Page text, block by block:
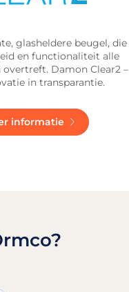
glasheldere beugel, die
en functionaliteit alle
Damon Clear2 –
in transparantie.
informatie